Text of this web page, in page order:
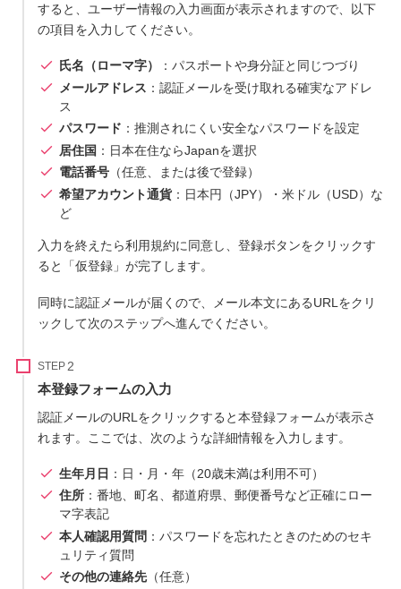
すると、ユーザー情報の入力画面が表示されますので、以下
の項目を入力してください。
氏名（ローマ字）
：パスポートや身分証と同じつづり
メールアドレス ：認証メールを受け取れる確実なアドレ
ス
パスワード ：推測されにくい安全なパスワードを設定
居住国 ：日本在住ならJapanを選択
電話番号 （任意、または後で登録）
希望アカウント通貨 ：日本円（JPY）・米ドル（USD）な
ど
入力を終えたら利用規約に同意し、登録ボタンをクリックす
ると「仮登録」が完了します。
同時に認証メールが届くので、メール本文にあるURLをクリ
ックして次のステップへ進んでください。
STEP
本登録フォームの入力
認証メールのURLをクリックすると本登録フォームが表示さ
れます。ここでは、次のような詳細情報を入力します。
生年月日 ：日・月・年（20歳未満は利用不可）
住所 ：番地、町名、都道府県、郵便番号など正確にロー
マ字表記
本人確認用質問 ：パスワードを忘れたときのためのセキ
ュリティ質問
その他の連絡先（任意）